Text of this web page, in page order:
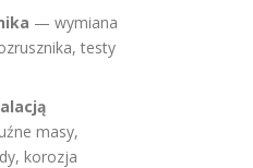
— wymiana
testy
masy,
korozja